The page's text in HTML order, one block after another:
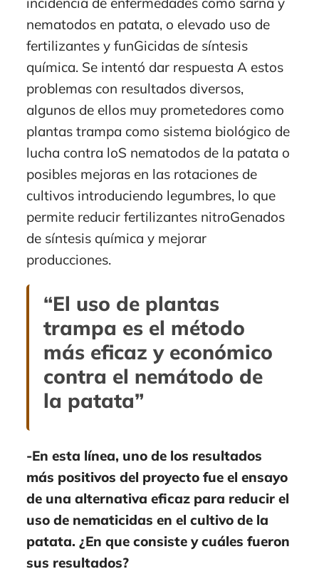
nematodos en patata, o elevado uso de
fertilizantes y funGicidas de síntesis
química. Se intentó dar respuesta A estos
problemas con resultados diversos,
algunos de ellos muy prometedores como
plantas trampa como sistema biológico de
lucha contra loS nematodos de la patata o
posibles mejoras en las rotaciones de
cultivos introduciendo legumbres, lo que
permite reducir fertilizantes nitroGenados
de síntesis química y mejorar
producciones.
“El uso de plantas
trampa es el método
más eficaz y económico
contra el nemátodo de
la patata”
-En esta línea, uno de los resultados
más positivos del proyecto fue el ensayo
de una alternativa eficaz para reducir el
uso de nematicidas en el cultivo de la
patata. ¿En que consiste y cuáles fueron
sus resultados?